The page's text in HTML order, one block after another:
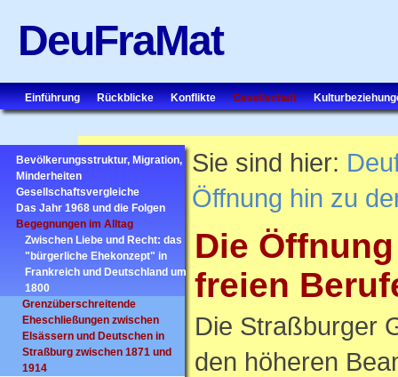
DeuFraMat
Einführung Rückblicke Konflikte Gesellschaft
Bevölkerungsstruktur, Migration,
Minderheiten
Gesellschaftsvergleiche
Das Jahr 1968 und die Folgen
Begegnungen im Alltag
Zwischen Liebe und Recht: das
"bürgerliche Ehekonzept" in
Frankreich und Deutschland um
1800
Grenzüberschreitende
Eheschließungen zwischen
Elsässern und Deutschen in
Straßburg zwischen 1871 und
1914
Sie sind hier:
Öffnung hin zu
Die
freien
Die Straßburger
den höheren